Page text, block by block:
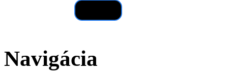
Navigácia